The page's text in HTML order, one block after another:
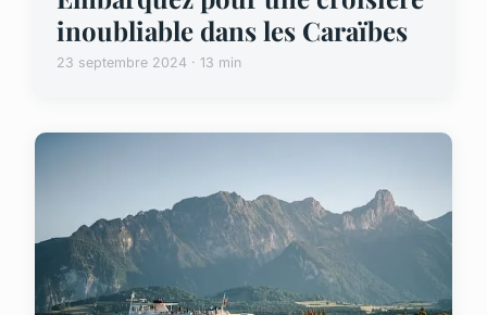
inoubliable dans les Caraïbes
23 septembre 2024 · 13 min